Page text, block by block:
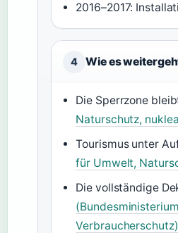
2016–2017:
4 Wie es
Die Sperrzone
Naturschutz,
Tourismus unter
für Umwelt,
Die vollständige
Verbraucherschutz)